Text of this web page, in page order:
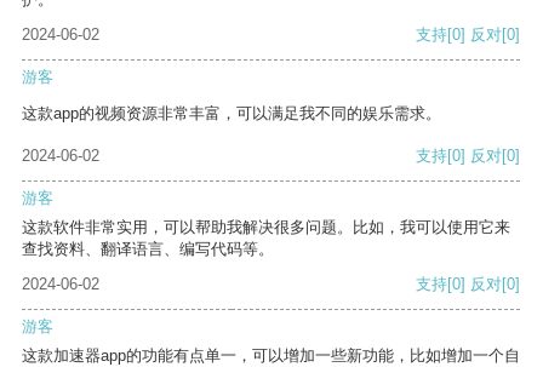
2024-06-02
支持[0] 反对[0]
游客
这款app的视频资源非常丰富，可以满足我不同的娱乐需求。
2024-06-02 支持[0] 反对[0]
游客
这款软件非常实用，可以帮助我解决很多问题。比如，我可以使用它来
查找资料、翻译语言、编写代码等。
2024-06-02
支持[0] 反对[0]
游客
这款加速器app的功能有点单一，可以增加一些新功能，比如增加一个自